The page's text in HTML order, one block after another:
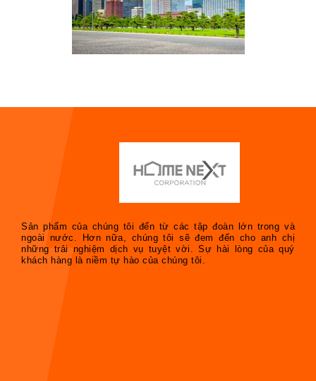
Sản phẩm của chúng tôi đến từ các tập đoàn lớn trong và
ngoài nước. Hơn nữa, chúng tôi sẽ đem đến cho anh chị
những trải nghiệm dịch vụ tuyệt vời. Sự hài lòng của quý
khách hàng là niềm tự hào của chúng tôi.